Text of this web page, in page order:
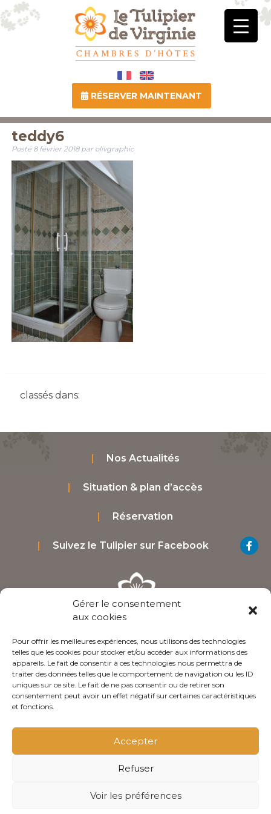
Gérer le consentement
aux cookies
Pour offrir les meilleures expériences, nous utilisons des technologies
telles que les cookies pour stocker et/ou accéder aux informations des
appareils. Le fait de consentir à ces technologies nous permettra de
traiter des données telles que le comportement de navigation ou les ID
uniques sur ce site. Le fait de ne pas consentir ou de retirer son
consentement peut avoir un effet négatif sur certaines caractéristiques
et fonctions.
Accepter
Refuser
Voir les préférences
RÉSERVER MAINTENANT
teddy6
Posté 8 février 2018 par olivgraphic
classés dans:
Nos Actualités
Situation & plan d’accès
Réservation
Suivez le Tulipier sur Facebook
3 Rue Des Ecoles 41140 Noyers-sur-Cher Loir-et-
Cher - France
09 50 75 50 56 / 06 64 25 96 53‬
Nous contacter
Conditions générales de ventes
Politique de confidentialité
olivgraphic.com